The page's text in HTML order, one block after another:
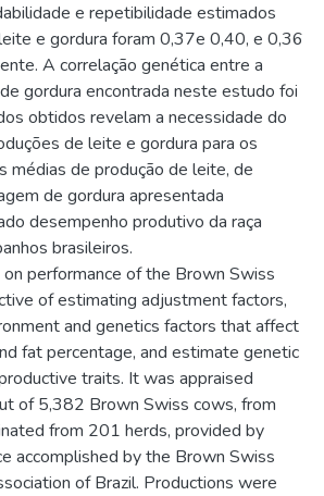
e repetibilidade estimados
e gordura foram 0,37e 0,40, e 0,36
A correlação genética entre a
gordura encontrada neste estudo foi
obtidos revelam a necessidade do
de leite e gordura para os
médias de produção de leite, de
de gordura apresentada
desempenho produtivo da raça
brasileiros.
performance of the Brown Swiss
of estimating adjustment factors,
and genetics factors that affect
fat percentage, and estimate genetic
traits. It was appraised
of 5,382 Brown Swiss cows, from
from 201 herds, provided by
accomplished by the Brown Swiss
of Brazil. Productions were